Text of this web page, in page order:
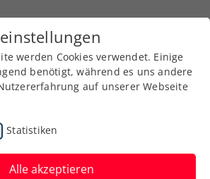
Aires: Ofner
hauchdünn
werden Cookies verwendet. Einige
benötigt, während es uns andere
auf unserer Webseite
Statistiken
Alle akzeptieren